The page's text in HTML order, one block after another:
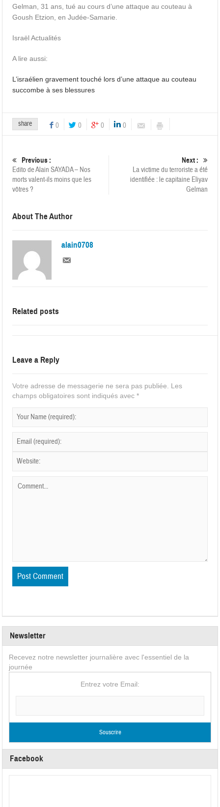
Gelman, 31 ans, tué au cours d’une attaque au couteau à
Goush Etzion, en Judée-Samarie.
Israël Actualités
A lire aussi:
L’israélien gravement touché lors d’une attaque au couteau
succombe à ses blessures
share 0 0 0 0
Previous :
Edito de Alain SAYADA – Nos
morts valent-ils moins que les
vôtres ?
Next :
La victime du terroriste a été
identifiée : le capitaine Eliyav
Gelman
About The Author
alain0708
Related posts
Leave a Reply
Votre adresse de messagerie ne sera pas publiée.
Les
champs obligatoires sont indiqués avec*
Newsletter
Recevez notre newsletter journalière avec l'essentiel de la
journée
Entrez votre Email:
Facebook